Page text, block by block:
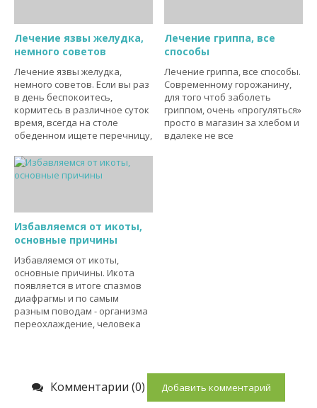
Лечение язвы желудка,
немного советов
Лечение язвы желудка,
немного советов. Если вы раз
в день беспокоитесь,
кормитесь в различное суток
время, всегда на столе
обеденном ищете перечницу,
Лечение гриппа, все
способы
Лечение гриппа, все способы.
Современному горожанину,
для того чтоб заболеть
гриппом, очень «прогуляться»
просто в магазин за хлебом и
вдалеке не все
Избавляемся от икоты,
основные причины
Избавляемся от икоты,
основные причины. Икота
появляется в итоге спазмов
диафрагмы и по самым
разным поводам - организма
переохлаждение, человека
Комментарии (0) Добавить комментарий